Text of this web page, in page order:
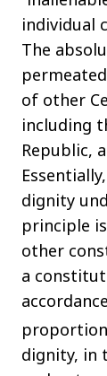
individual
The
of other
including
Republic,
dignity
principle
other
a
dignity, in